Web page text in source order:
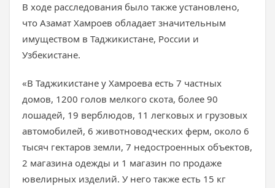
В ходе расследования было также установлено,
что Азамат Хамроев обладает значительным
имуществом в Таджикистане, России и
Узбекистане.
«В Таджикистане у Хамроева есть 7 частных
домов, 1200 голов мелкого скота, более 90
лошадей, 19 верблюдов, 11 легковых и грузовых
автомобилей, 6 животноводческих ферм, около 6
тысяч гектаров земли, 7 недостроенных объектов,
2 магазина одежды и 1 магазин по продаже
ювелирных изделий. У него также есть 15 кг